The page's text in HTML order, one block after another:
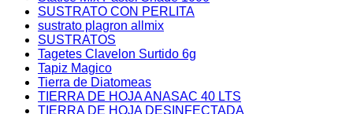
SUSTRATO CON PERLITA
sustrato plagron allmix
SUSTRATOS
Tagetes Clavelon Surtido 6g
Tapiz Magico
Tierra de Diatomeas
TIERRA DE HOJA ANASAC 40 LTS
TIERRA DE HOJA DESINFECTADA